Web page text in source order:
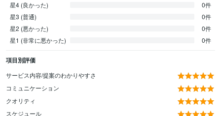
星4 (良かった)
0件
星3 (普通)
0件
星2 (悪かった)
0件
星1 (非常に悪かった)
0件
項目別評価
サービス内容/提案のわかりやすさ
コミュニケーション
クオリティ
スケジュール